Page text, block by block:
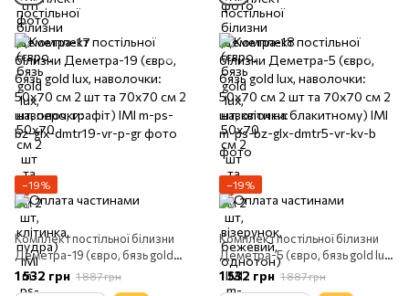
−19%
Комплект постільної білизни
Деметра-19 (євро, бязь gold
lux, наволочки: 50х70 см 2 шт
та 70х70 см 2 шт, перо, графіт)
1 532 грн 1 887 грн
−19%
Комплект постільної білизни
Деметра-5 (євро, бязь gold lux,
наволочки: 50х70 см 2 шт та
70х70 см 2 шт, квіти на
1 532 грн 1 887 грн